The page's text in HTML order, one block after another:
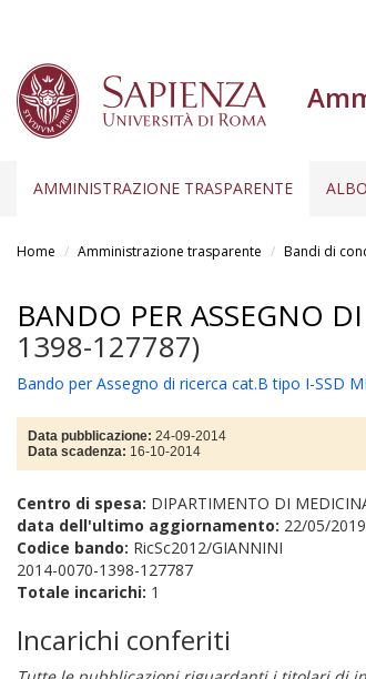
AMMINISTRAZIONE TRASPARENTE
Home Amministrazione trasparente Bandi di
BANDO PER ASSEGNO
1398-127787)
Bando per Assegno di ricerca cat.B tipo I-SSD
Data pubblicazione: 24-09-2014
Data scadenza: 16-10-2014
Centro di spesa: DIPARTIMENTO DI
data dell'ultimo aggiornamento: 22/05/
Codice bando: RicSc2012/GIANNINI
2014-0070-1398-127787
Totale incarichi: 1
Incarichi conferiti